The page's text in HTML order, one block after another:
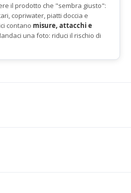
il prodotto che "sembra giusto":
copriwater, piatti doccia e
contano misure, attacchi e
una foto: riduci il rischio di